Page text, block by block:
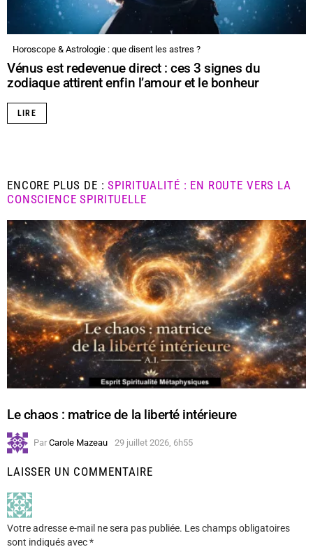
Horoscope & Astrologie : que disent les astres ?
Vénus est redevenue direct : ces 3 signes du
zodiaque attirent enfin l’amour et le bonheur
LIRE
ENCORE PLUS DE :SPIRITUALITÉ : EN ROUTE VERS LA
CONSCIENCE SPIRITUELLE
Le chaos : matrice de la liberté intérieure
Par Carole Mazeau 29 juillet 2026, 6h55
LAISSER UN COMMENTAIRE
Votre adresse e-mail ne sera pas publiée. Les champs obligatoires
sont indiqués avec*